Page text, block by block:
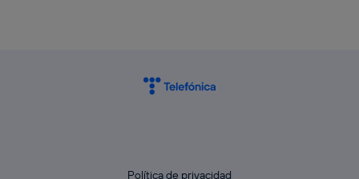
Política de privacidad